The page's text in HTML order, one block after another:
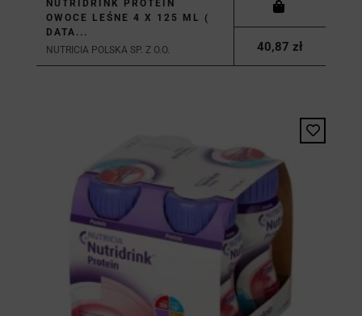
NUTRIDRINK PROTEIN
OWOCE LEŚNE 4 X 125 ML (
DATA...
NUTRICIA POLSKA SP. Z O.O.
40,87 zł